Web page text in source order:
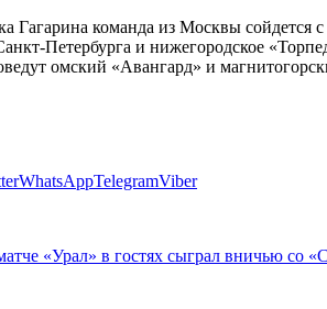
Гагарина команда из Москвы
Петербурга и нижегородское
омский «Авангард» и
WhatsAppTelegramViber
«Урал» в гостях сыграл вничью со